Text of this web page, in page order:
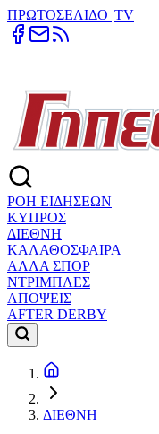
ΠΡΩΤΟΣΕΛΙΔΟ |TV
ΡΟΗ ΕΙΔΗΣΕΩΝ
ΚΥΠΡΟΣ
ΔΙΕΘΝΗ
ΚΑΛΑΘΟΣΦΑΙΡΑ
ΑΛΛΑ ΣΠΟΡ
ΝΤΡΙΜΠΛΕΣ
ΑΠΟΨΕΙΣ
AFTER DERBY
ΔΙΕΘΝΗ